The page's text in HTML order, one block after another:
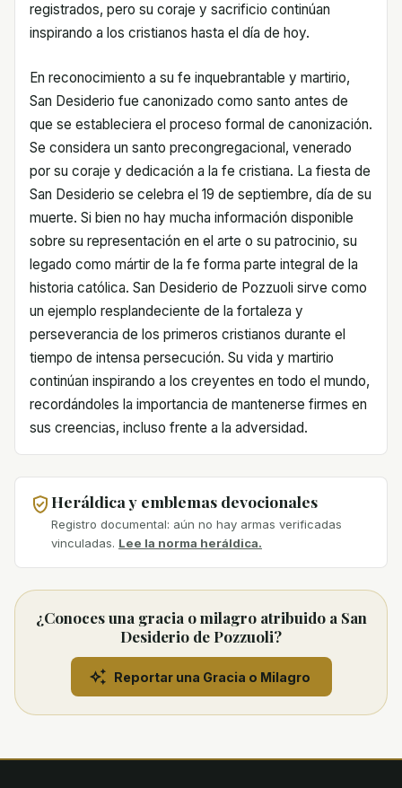
registrados, pero su coraje y sacrificio continúan
inspirando a los cristianos hasta el día de hoy.
En reconocimiento a su fe inquebrantable y martirio,
San Desiderio fue canonizado como santo antes de
que se estableciera el proceso formal de canonización.
Se considera un santo precongregacional, venerado
por su coraje y dedicación a la fe cristiana. La fiesta de
San Desiderio se celebra el 19 de septiembre, día de su
muerte. Si bien no hay mucha información disponible
sobre su representación en el arte o su patrocinio, su
legado como mártir de la fe forma parte integral de la
historia católica. San Desiderio de Pozzuoli sirve como
un ejemplo resplandeciente de la fortaleza y
perseverancia de los primeros cristianos durante el
tiempo de intensa persecución. Su vida y martirio
continúan inspirando a los creyentes en todo el mundo,
recordándoles la importancia de mantenerse firmes en
sus creencias, incluso frente a la adversidad.
Heráldica y emblemas devocionales
Registro documental: aún no hay armas verificadas
vinculadas. Lee la norma heráldica.
¿Conoces una gracia o milagro atribuido a San
Desiderio de Pozzuoli?
Reportar una Gracia o Milagro